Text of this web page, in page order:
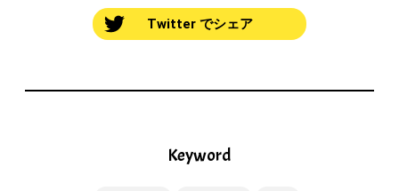
Twitter でシェア
Keyword